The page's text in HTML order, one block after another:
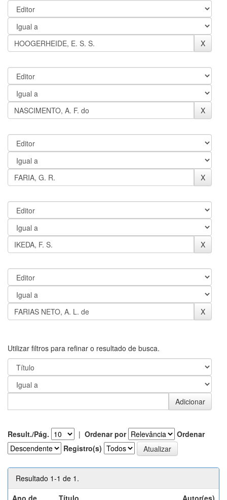
Utilizar filtros para refinar o resultado de busca.
Result./Pág. | Ordenar por
Ordenar
Registro(s)
Resultado 1-1 de 1.
Ano de
Título Autor(es)